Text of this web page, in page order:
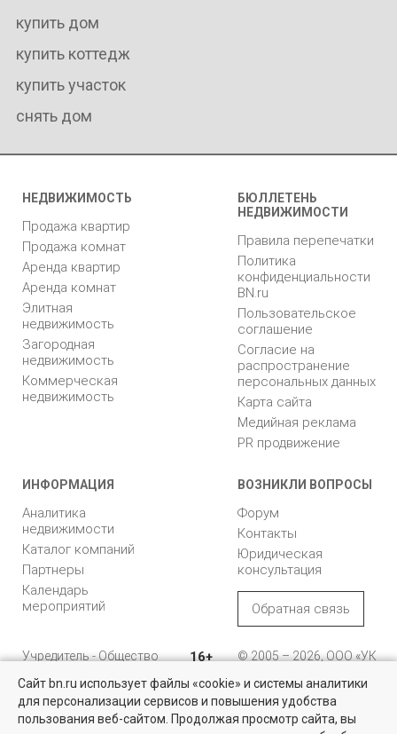
Дома, дачи и участки
У нас более 6 тысяч предложений загородной недвижимости от
купить дом
купить коттедж
купить участок
снять дом
НЕДВИЖИМОСТЬ
Продажа квартир
Продажа комнат
Аренда квартир
Аренда комнат
Элитная
недвижимость
Загородная
недвижимость
Коммерческая
недвижимость
БЮЛЛЕТЕНЬ
НЕДВИЖИМОСТИ
Правила перепечатки
Политика
конфиденциальности
BN.ru
Пользовательское
соглашение
Согласие на
распространение
персональных данных
Карта сайта
Медийная реклама
PR продвижение
ИНФОРМАЦИЯ
Аналитика
недвижимости
Каталог компаний
Партнеры
Календарь
мероприятий
ВОЗНИКЛИ ВОПРОСЫ
Форум
Контакты
Юридическая
консультация
Обратная связь
Учредитель - Общество
ответственностью
"Управляющая
компания "Бюллетень
недвижимости"
16+
© 2005 – 2026, ООО «УК
196105, Санкт-
Петербург, пр. Юрия
Гагарина, 1
Сайт bn.ru использует файлы «cookie» и системы аналитики
для персонализации сервисов и повышения удобства
пользования веб-сайтом. Продолжая просмотр сайта, вы